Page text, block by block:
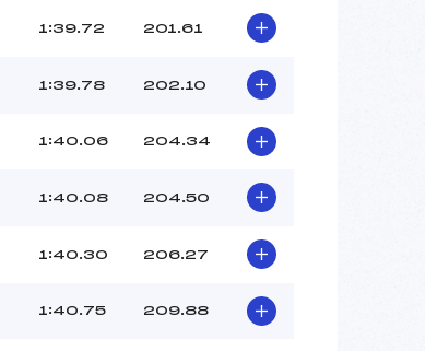
1:39.72 201.61
1:39.78 202.10
1:40.06 204.34
1:40.08 204.50
1:40.30 206.27
1:40.75 209.88